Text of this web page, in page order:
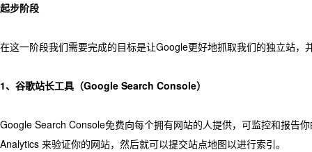
起步阶段
在这一阶段我们需要完成的目标是让Google更好地抓取我们的独立站，
1、谷歌站长工具（Google Search Console）
Google Search Console免费向每个拥有网站的人提供，可监控和报告
Analytics 来验证你的网站，然后就可以提交站点地图以进行索引。